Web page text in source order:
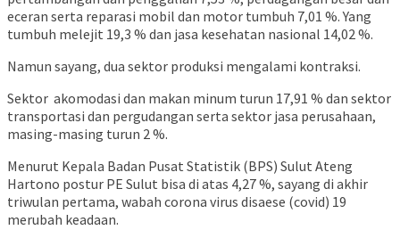
eceran serta reparasi mobil dan motor tumbuh 7,01 %. Yang
tumbuh melejit 19,3 % dan jasa kesehatan nasional 14,02 %.
Namun sayang, dua sektor produksi mengalami kontraksi.
Sektor akomodasi dan makan minum turun 17,91 % dan sektor
transportasi dan pergudangan serta sektor jasa perusahaan,
masing-masing turun 2 %.
Menurut Kepala Badan Pusat Statistik (BPS) Sulut Ateng
Hartono postur PE Sulut bisa di atas 4,27 %, sayang di akhir
triwulan pertama, wabah corona virus disaese (covid) 19
merubah keadaan.